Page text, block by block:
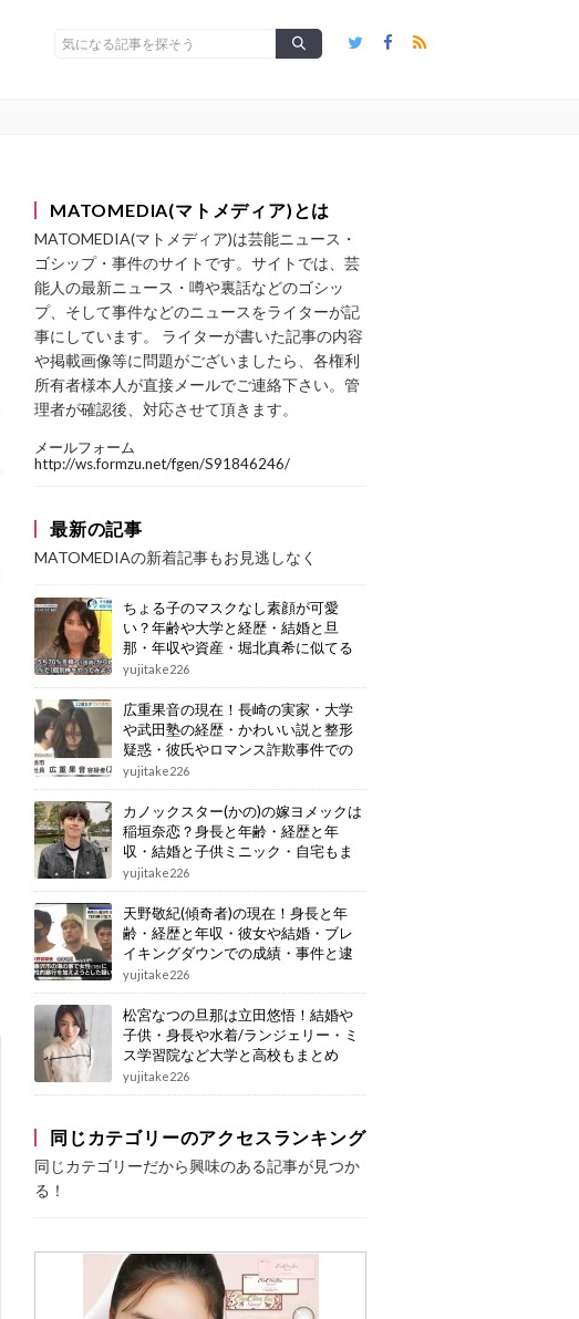
MATOMEDIA(マトメディア)とは
MATOMEDIA(マトメディア)は芸能ニュース・
ゴシップ・事件のサイトです。サイトでは、芸
能人の最新ニュース・噂や裏話などのゴシッ
プ、そして事件などのニュースをライターが記
事にしています。 ライターが書いた記事の内容
や掲載画像等に問題がございましたら、各権利
所有者様本人が直接メールでご連絡下さい。管
理者が確認後、対応させて頂きます。
メールフォーム
http://ws.formzu.net/fgen/S91846246/
最新の記事
MATOMEDIAの新着記事もお見逃しなく
ちょる子のマスクなし素顔が可愛
い？年齢や大学と経歴・結婚と旦
那・年収や資産・堀北真希に似てる
画像もまとめ
yujitake226
広重果音の現在！長崎の実家・大学
や武田塾の経歴・かわいい説と整形
疑惑・彼氏やロマンス詐欺事件での
逮捕もまとめ
yujitake226
カノックスター(かの)の嫁ヨメックは
稲垣奈恋？身長と年齢・経歴と年
収・結婚と子供ミニック・自宅もま
とめ
yujitake226
天野敬紀(傾奇者)の現在！身長と年
齢・経歴と年収・彼女や結婚・ブレ
イキングダウンでの成績・事件と逮
捕もまとめ
yujitake226
松宮なつの旦那は立田悠悟！結婚や
子供・身長や水着/ランジェリー・ミ
ス学習院など大学と高校もまとめ
yujitake226
同じカテゴリーのアクセスランキング
同じカテゴリーだから興味のある記事が見つか
る！